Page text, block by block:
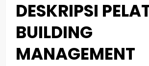
DESKRIPSI
BUILDING
MANAGEMENT